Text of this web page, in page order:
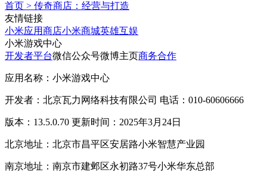
首页 > 传奇商店：经营与打造
友情链接
小米应用商店小米商城英雄互娱
小米游戏中心
开发者平台微信公众号微博主页商务合作
应用名称：小米游戏中心
开发者：北京瓦力网络科技有限公司 电话：010-60606666
版本：13.5.0.70 更新时间：2025年3月24日
北京地址：北京市昌平区安居路小米智慧产业园
南京地址：南京市建邺区永初路37号小米华东总部